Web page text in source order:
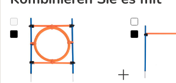
Agility Fun & Sport Sprungring Agility